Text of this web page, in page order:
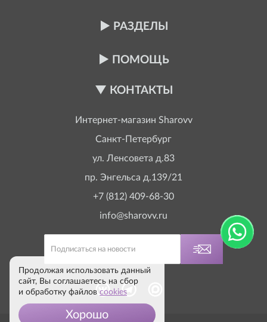
РАЗДЕЛЫ
ПОМОЩЬ
КОНТАКТЫ
Интернет-магазин Sharovv
Санкт-Петербург
ул. Ленсовета д.83
пр. Энгельса д.139/21
+7 (812) 409-68-30
info@sharovv.ru
Продолжая использовать данный
сайт, Вы соглашаетесь на сбор
и обработку файлов cookies
Хорошо